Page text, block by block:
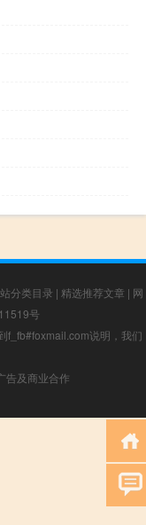
分类目录 | 精选推荐文章 | 网
号
f_fb#foxmail.com说明，我们
告及商业合作